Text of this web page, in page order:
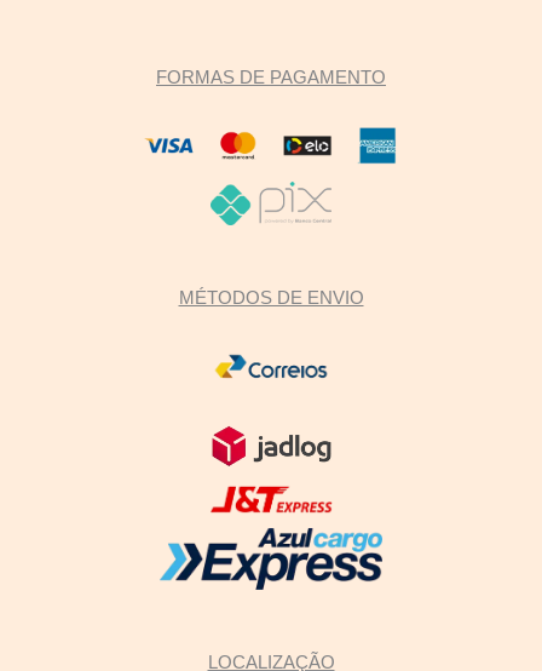
FORMAS DE PAGAMENTO
MÉTODOS DE ENVIO
LOCALIZAÇÃO